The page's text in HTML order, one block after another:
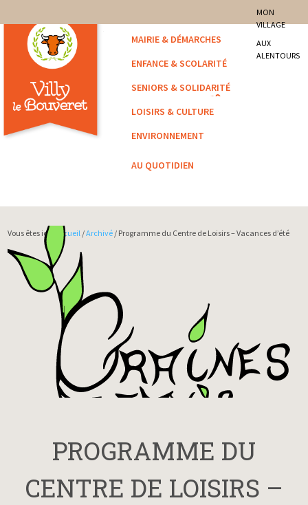
Villy-le-Bouveret
MON
VILLAGE
AUX
ALENTOURS
MAIRIE & DÉMARCHES
ENFANCE & SCOLARITÉ
SENIORS & SOLIDARITÉ
LOISIRS & CULTURE
ENVIRONNEMENT
AU QUOTIDIEN
Vous êtes ici : Accueil /Archivé / Programme du Centre de Loisirs – Vacances d’été
PROGRAMME DU
CENTRE DE LOISIRS –